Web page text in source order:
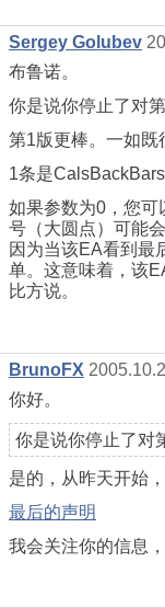
Sergey Golubev
布鲁诺。
你是说你停止了对
第1版更棒。一如既
1条是CalsBackBars
如果参数为0，您可
号（大圆点）可能
因为当该EA看到最
单。这意味着，该
比方说。
BrunoFX
你好。
你是说你停止了对
是的，从昨天开始
最后的声明
我会关注你的信息